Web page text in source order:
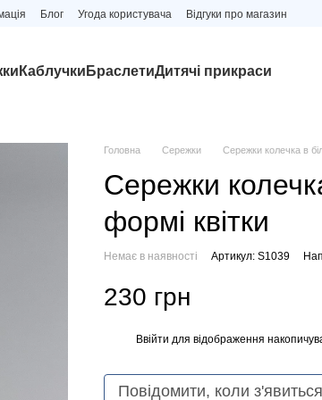
Блог Угода користувача Відгуки про магазин
Каблучки БраслетиДитячі прикраси
Головна Сережки Сережки колечка в
Сережки
формі квітки
Немає в наявності Артикул: S1039
230 грн
Ввійти для відображення
Повідомити, коли з'явиться